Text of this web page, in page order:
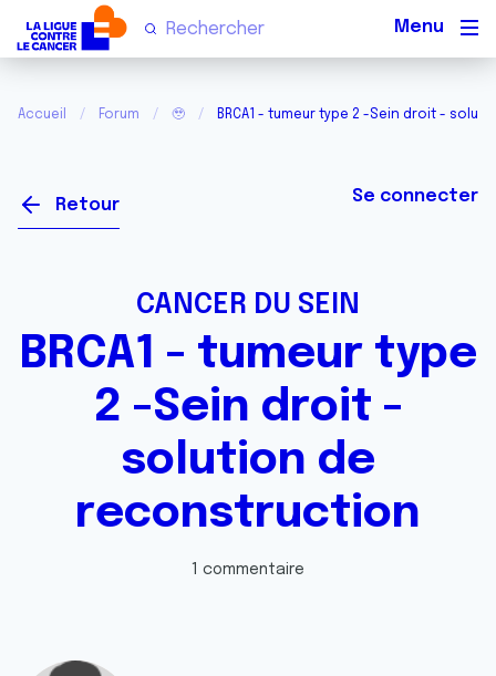
Accueil Forum 🥹 BRCA1 - tumeur type 2 -Sein droit -
Retour Se connecter
CANCER DU SEIN
BRCA1 - tumeur type
2 -Sein droit -
solution de
reconstruction
1 commentaire